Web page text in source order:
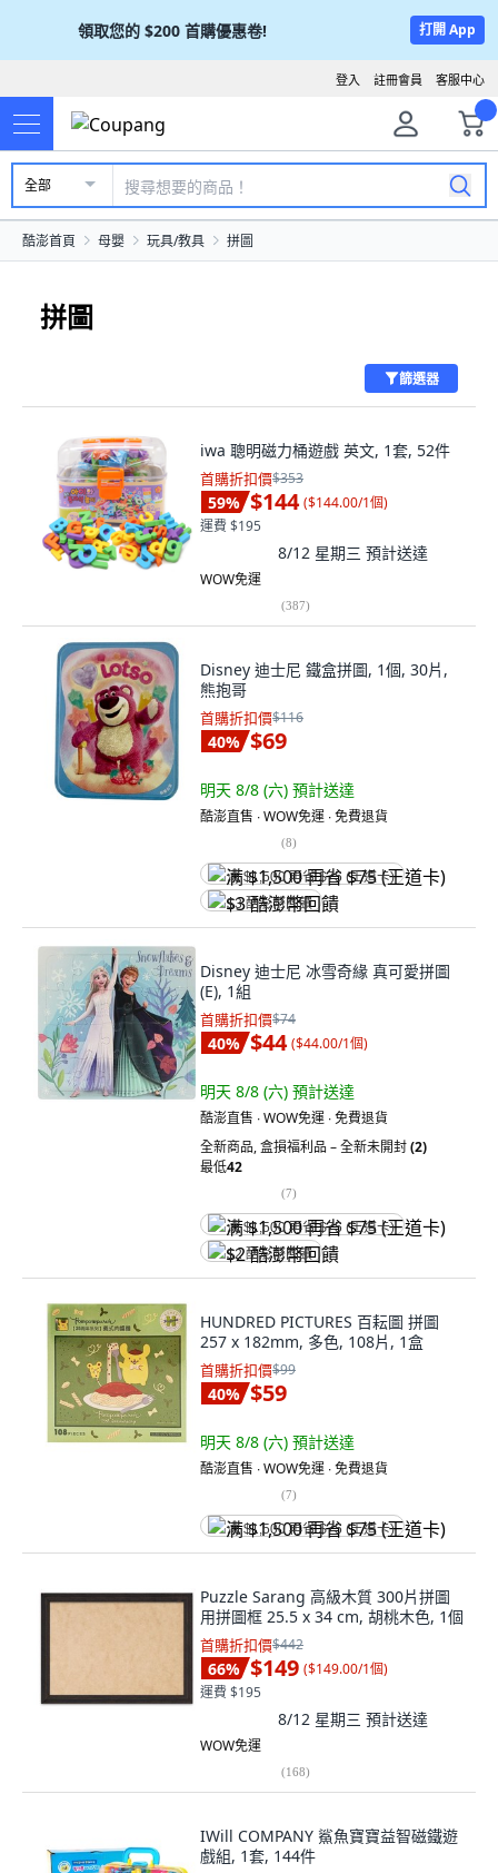
領取您的 $200 首購優惠卷! 打開 App
客服中心
註冊會員
登入
全部
酷澎首頁 母嬰 玩具/教具 拼圖
拼圖
篩選器
iwa 聰明磁力桶遊戲 英文, 1套, 52件
首購折扣價$353
59% $144 ($144.00/1個)
運費 $195
8/12 星期三 預計送達
WOW免運
(387)
Disney 迪士尼 鐵盒拼圖, 1個, 30片,
熊抱哥
首購折扣價$116
40% $69
明天 8/8 (六) 預計送達
酷澎直售 ∙ WOW免運 ∙ 免費退貨
(8)
满 $1,500 再省 $75 (王道卡)
$3 酷澎幣回饋
Disney 迪士尼 冰雪奇緣 真可愛拼圖
(E), 1組
首購折扣價$74
40% $44 ($44.00/1個)
明天 8/8 (六) 預計送達
酷澎直售 ∙ WOW免運 ∙ 免費退貨
全新商品,盒損福利品 – 全新未開封(2)
最低42
(7)
满 $1,500 再省 $75 (王道卡)
$2 酷澎幣回饋
HUNDRED PICTURES 百耘圖 拼圖
257 x 182mm, 多色, 108片, 1盒
首購折扣價$99
40% $59
明天 8/8 (六) 預計送達
酷澎直售 ∙ WOW免運 ∙ 免費退貨
(7)
满 $1,500 再省 $75 (王道卡)
Puzzle Sarang 高級木質 300片拼圖
用拼圖框 25.5 x 34 cm, 胡桃木色, 1個
首購折扣價$442
66% $149 ($149.00/1個)
運費 $195
8/12 星期三 預計送達
WOW免運
(168)
IWill COMPANY 鯊魚寶寶益智磁鐵遊
戲組, 1套, 144件